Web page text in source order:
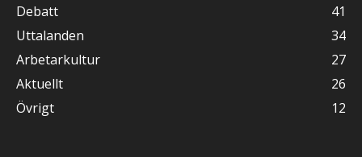
Debatt
41
Uttalanden
34
Arbetarkultur
27
Aktuellt
26
Övrigt
12